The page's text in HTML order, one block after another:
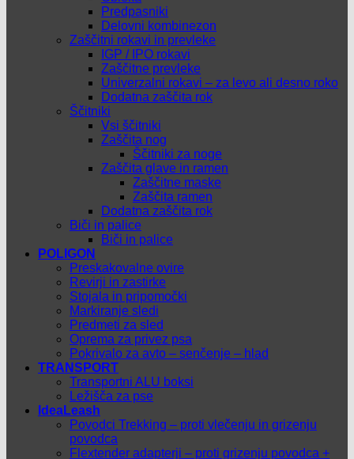
Predpasniki
Delovni kombinezon
Zaščitni rokavi in prevleke
IGP / IPO rokavi
Zaščitne prevleke
Univerzalni rokavi – za levo ali desno roko
Dodatna zaščita rok
Ščitniki
Vsi ščitniki
Zaščita nog
Ščitniki za noge
Zaščita glave in ramen
Zaščitne maske
Zaščita ramen
Dodatna zaščita rok
Biči in palice
Biči in palice
POLIGON
Preskakovalne ovire
Revirji in zastirke
Stojala in pripomočki
Markiranje sledi
Predmeti za sled
Oprema za privez psa
Pokrivalo za avto – senčenje – hlad
TRANSPORT
Transportni ALU boksi
Ležišča za pse
IdeaLeash
Povodci Trekking – proti vlečenju in grizenju
povodca
Flextender adapterji – proti grizenju povodca +